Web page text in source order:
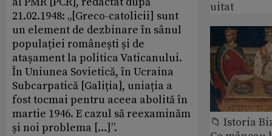
21.02.1948: „[Greco-catolicii] sunt
un element de dezbinare în sânul
populației românești și de
atașament la politica Vaticanului.
În Uniunea Sovietică, în Ucraina
Subcarpatică [Galiția], uniația a
fost tocmai pentru aceea abolită în
martie 1946. E cazul să reexaminăm
și noi problema […]”.
uitat
📁 Istoria